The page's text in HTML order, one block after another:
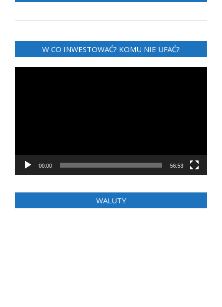
W CO INWESTOWAĆ? KOMU NIE UFAĆ?
00:00 56:53
WALUTY